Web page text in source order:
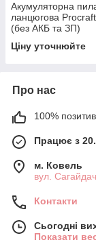
Акумуляторна
ланцюгова
(без АКБ та ЗП)
Ціну уточнюйте
Про нас
100%
Працює з
м. Ковель
вул.
Контакти
Сьогодні
Показати